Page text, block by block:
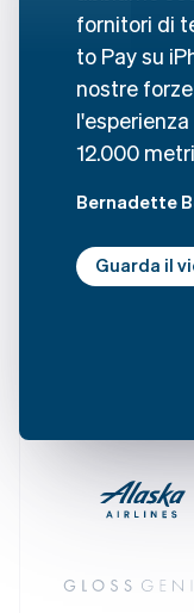
fornitori di
to Pay su
nostre
12.000
Bernadette
Guarda il
Nederlands
Brasile
PortuguêsEnglish
Bulgaria
English
Canada
EnglishFrançais
简体中文English
English
Croazia
English
Finlandia
EnglishSvenska
Francia
Germania